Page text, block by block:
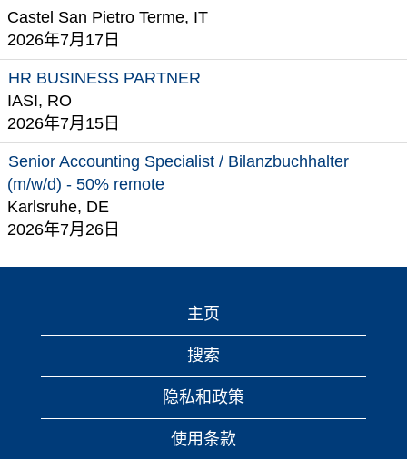
Castel San Pietro Terme, IT
2026年7月17日
HR BUSINESS PARTNER
IASI, RO
2026年7月15日
Senior Accounting Specialist / Bilanzbuchhalter
(m/w/d) - 50% remote
Karlsruhe, DE
2026年7月26日
主页
搜索
隐私和政策
使用条款